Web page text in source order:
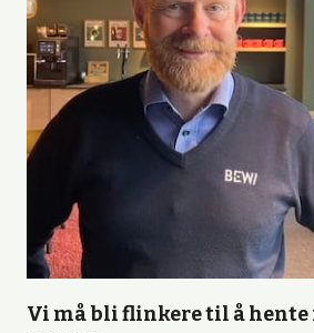
Vi må bli flinkere til å